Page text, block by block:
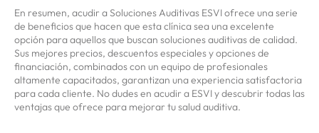
En resumen, acudir a Soluciones Auditivas ESVI ofrece una serie
de beneficios que hacen que esta clínica sea una excelente
opción para aquellos que buscan soluciones auditivas de calidad.
Sus mejores precios, descuentos especiales y opciones de
financiación, combinados con un equipo de profesionales
altamente capacitados, garantizan una experiencia satisfactoria
para cada cliente. No dudes en acudir a ESVI y descubrir todas las
ventajas que ofrece para mejorar tu salud auditiva.